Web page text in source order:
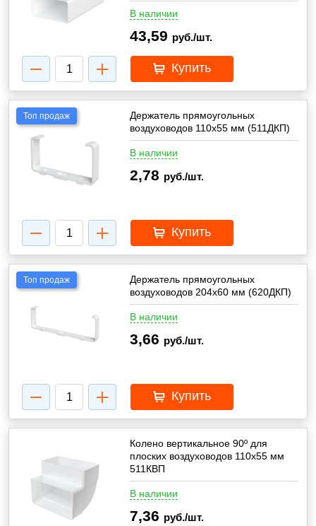
В наличии
43,59 руб./шт.
Купить
Топ продаж
Держатель прямоугольных
воздуховодов 110х55 мм (511ДКП)
В наличии
2,78 руб./шт.
Купить
Топ продаж
Держатель прямоугольных
воздуховодов 204х60 мм (620ДКП)
В наличии
3,66 руб./шт.
Купить
Колено вертикальное 90º для
плоских воздуховодов 110х55 мм
511КВП
В наличии
7,36 руб./шт.